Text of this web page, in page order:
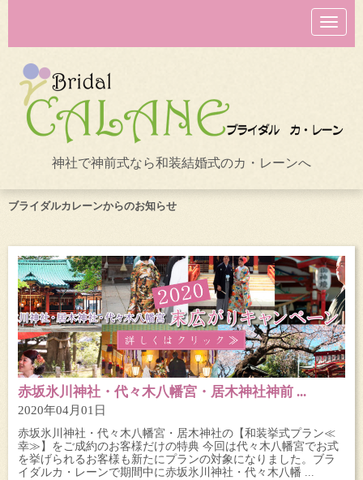
N
a
v
o
n
神社で神前式なら和装結婚式のカ・レーンへ
ブライダルカレーンからのお知らせ
赤坂氷川神社・代々木八幡宮・居木神社神前 ...
2020年04月01日
赤坂氷川神社・代々木八幡宮・居木神社の【和装挙式プラン≪
幸≫】をご成約のお客様だけの特典 今回は代々木八幡宮でお式
を挙げられるお客様も新たにプランの対象になりました。ブラ
イダルカ・レーンで期間中に赤坂氷川神社・代々木八幡 ...